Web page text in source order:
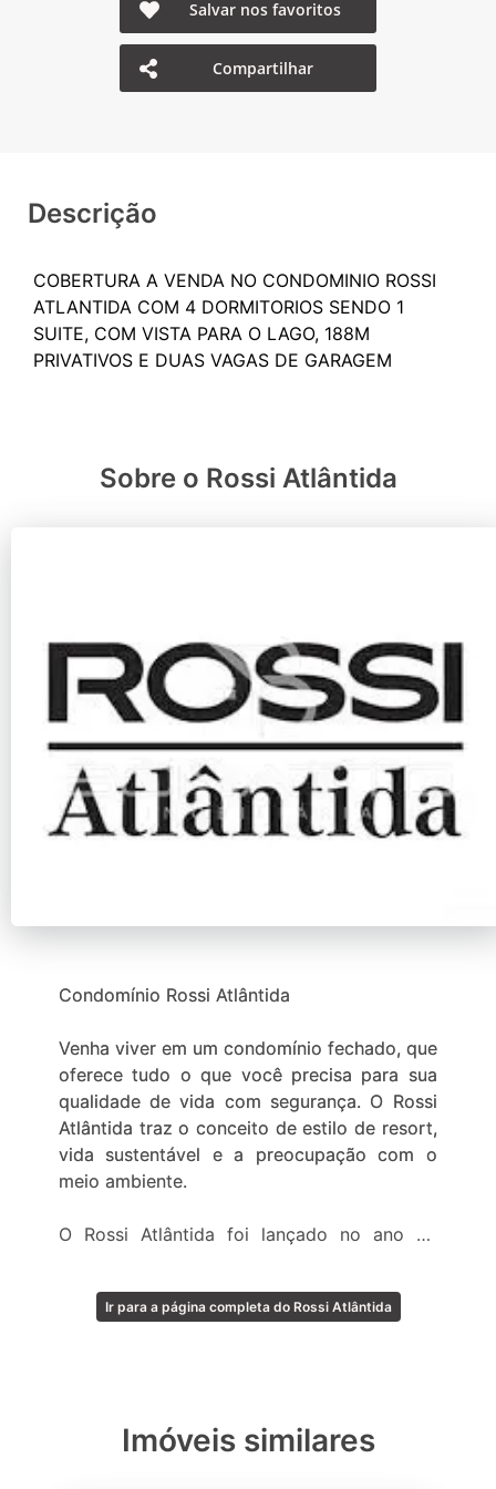
Salvar nos favoritos
Compartilhar
Descrição
COBERTURA A VENDA NO CONDOMINIO ROSSI
ATLANTIDA COM 4 DORMITORIOS SENDO 1
SUITE, COM VISTA PARA O LAGO, 188M
Sobre o Rossi Atlântida
Condomínio Rossi Atlântida
Venha viver em um condomínio fechado, que
oferece tudo o que você precisa para sua
qualidade de vida com segurança. O Rossi
Atlântida traz o conceito de estilo de resort,
vida sustentável e a preocupação com o
meio ambiente.
O Rossi Atlântida foi lançado no ano de
gaúcho, na conceituada praia de Atlântida.
São 496 unidades entre casas geminadas e
Esse lindo empreendimento vai te fazer
Ir para a página completa do Rossi Atlântida
Imóveis similares